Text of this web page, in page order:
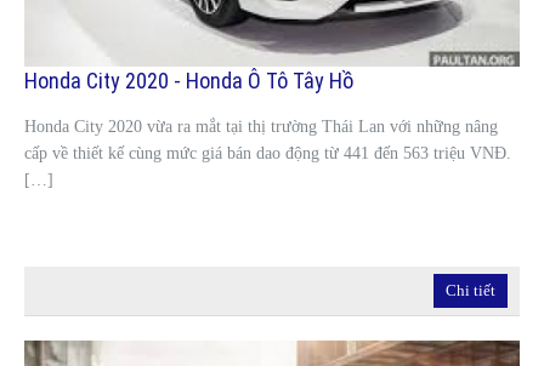
Honda City 2020 - Honda Ô Tô Tây Hồ
Honda City 2020 vừa ra mắt tại thị trường Thái Lan với những nâng
cấp về thiết kế cùng mức giá bán dao động từ 441 đến 563 triệu VNĐ.
[…]
Chi tiết